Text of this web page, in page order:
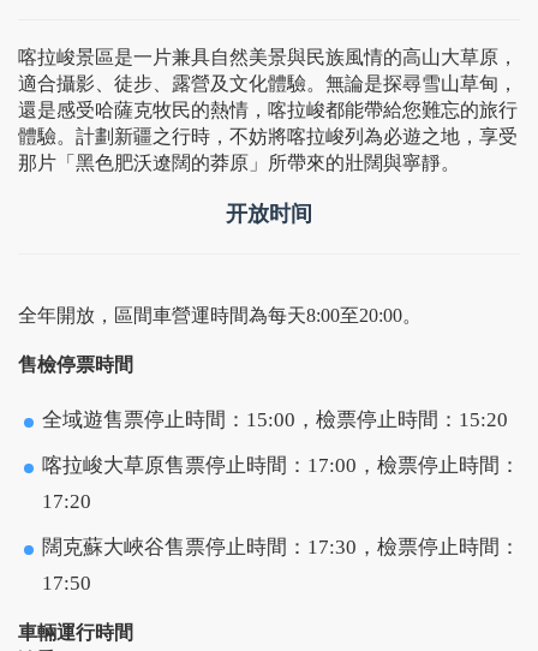
喀拉峻景區是一片兼具自然美景與民族風情的高山大草原，
適合攝影、徒步、露營及文化體驗。無論是探尋雪山草甸，
還是感受哈薩克牧民的熱情，喀拉峻都能帶給您難忘的旅行
體驗。計劃新疆之行時，不妨將喀拉峻列為必遊之地，享受
那片「黑色肥沃遼闊的莽原」所帶來的壯闊與寧靜。
开放时间
全年開放，區間車營運時間為每天8:00至20:00。
售檢停票時間
全域遊售票停止時間：15:00，檢票停止時間：15:20
喀拉峻大草原售票停止時間：17:00，檢票停止時間：
17:20
闊克蘇大峽谷售票停止時間：17:30，檢票停止時間：
17:50
車輛運行時間